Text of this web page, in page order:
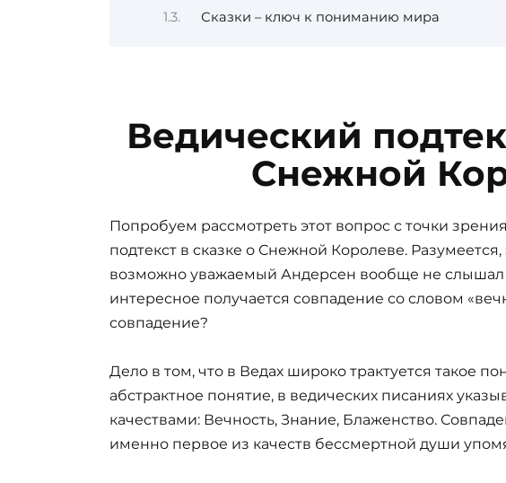
Сказки – ключ к пониманию мира
Ведический
Снежной
Попробуем рассмотреть этот вопрос с точки
подтекст в сказке о Снежной Королеве.
возможно уважаемый Андерсен вообще не слышал
интересное получается совпадение со словом
совпадение?
Дело в том, что в Ведах широко трактуется такое
абстрактное понятие, в ведических писаниях
качествами: Вечность, Знание, Блаженство.
именно первое из качеств бессмертной души